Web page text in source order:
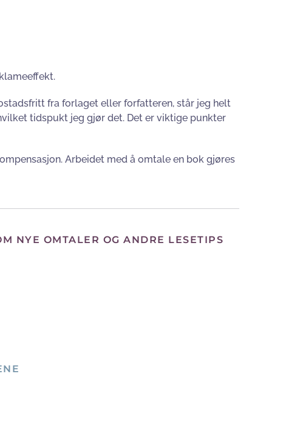
fra forlaget eller forfatteren, står jeg helt
tidspukt jeg gjør det. Det er viktige punkter
Arbeidet med å omtale en bok gjøres
NYE OMTALER OG ANDRE LESETIPS